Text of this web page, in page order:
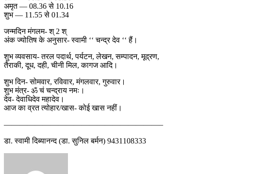
अमृत — 08.36 से 10.16
शुभ — 11.55 से 01.34
जन्मदिन मंगलम- श् 2 श्
अंक ज्योतिष के अनुसार- स्वामी ‘‘ चन्द्र देव ‘‘ हैं।
शुभ व्यवसाय- तरल पदार्थ, पर्यटन, लेखन, सम्पादन, मूद्रण,
तैराकी, दूध, दही, चीनी मिल, कागज आदि।
शुभ दिन- सोमवार, रविवार, मंगलवार, गुरुवार।
शुभ मंत्र- ॐ चं चन्द्राय नमः।
देव- देवाधिदेव महादेव।
आज का व्रत त्योहार/खास- कोई खास नहीं।
————————————————————–
डा. स्वामी दिब्यानन्द (डा. सुनिल बर्मन) 9431108333